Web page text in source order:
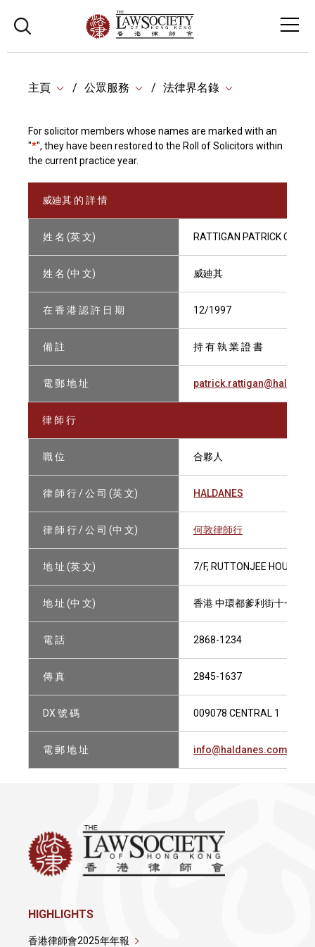
主頁 公眾服務 法律界名錄
For solicitor members whose names are marked with an
"*", they have been restored to the Roll of Solicitors within
the current practice year.
威廸其 的 詳 情
姓 名 (英 文) RATTIGAN PATRICK
姓 名 (中 文) 威廸其
在 香 港 認 許 日 期 12/1997
備 註 持 有 執 業 證 書
電 郵 地 址
律 師 行
職 位 合夥人
律 師 行 / 公 司 (英 文) HALDANES
律 師 行 / 公 司 (中 文) 何敦律師行
地 址 (英 文) 7/F, RUTTONJEE HOUSE,
地 址 (中 文) 香港 中環都爹利街十一號
電 話 2868-1234
傳 真 2845-1637
DX 號 碼 009078 CENTRAL 1
電 郵 地 址 info@haldanes.com
HIGHLIGHTS
香港律師會2025年年報